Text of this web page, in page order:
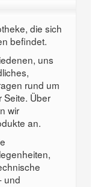
die sich
befindet.
uns
rund um
Seite. Über
wir
an.
und